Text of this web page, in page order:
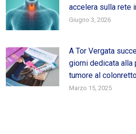
accelera sulla rete
Giugno 3, 2026
A Tor Vergata
giorni dedicata alla
tumore al
Marzo 15, 2025